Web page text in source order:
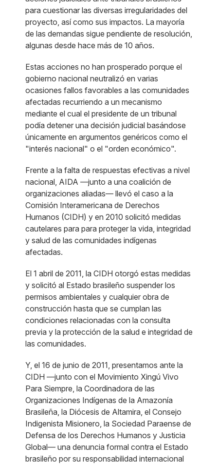
para cuestionar las diversas irregularidades del
proyecto, así como sus impactos. La mayoría
de las demandas sigue pendiente de resolución,
algunas desde hace más de 10 años.
Estas acciones no han prosperado porque el
gobierno nacional neutralizó en varias
ocasiones fallos favorables a las comunidades
afectadas recurriendo a un mecanismo
mediante el cual el presidente de un tribunal
podía detener una decisión judicial basándose
únicamente en argumentos genéricos como el
"interés nacional" o el "orden económico".
Frente a la falta de respuestas efectivas a nivel
nacional, AIDA —junto a una coalición de
organizaciones aliadas— llevó el caso a la
Comisión Interamericana de Derechos
Humanos (CIDH) y en 2010 solicitó medidas
cautelares para para proteger la vida, integridad
y salud de las comunidades indígenas
afectadas.
El 1 abril de 2011, la CIDH otorgó estas medidas
y solicitó al Estado brasileño suspender los
permisos ambientales y cualquier obra de
construcción hasta que se cumplan las
condiciones relacionadas con la consulta
previa y la protección de la salud e integridad de
las comunidades.
Y, el 16 de junio de 2011, presentamos ante la
CIDH —junto con el Movimiento Xingú Vivo
Para Siempre, la Coordinadora de las
Organizaciones Indígenas de la Amazonía
Brasileña, la Diócesis de Altamira, el Consejo
Indigenista Misionero, la Sociedad Paraense de
Defensa de los Derechos Humanos y Justicia
Global— una denuncia formal contra el Estado
brasileño por su responsabilidad internacional